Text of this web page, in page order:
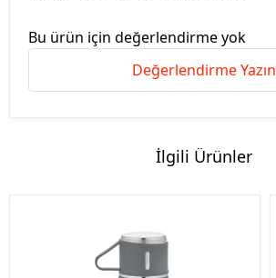
Bu ürün için değerlendirme yok
Değerlendirme Yazın
İlgili Ürünler